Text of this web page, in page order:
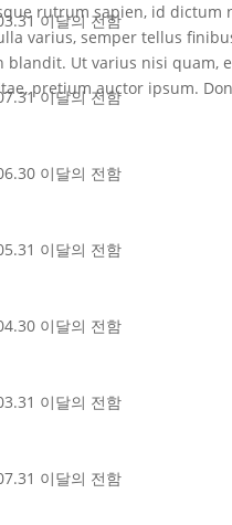
rutrum sapien, id dictum
varius, semper tellus
blandit. Ut varius nisi quam,
pretium auctor ipsum.
이달의 전함
이달의 전함
이달의 전함
이달의 전함
이달의 전함
이달의 전함
이달의 전함